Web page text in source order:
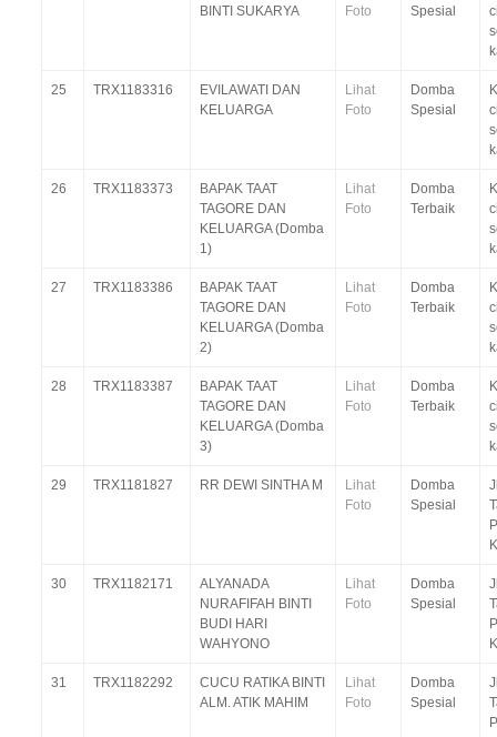
BINTI SUKARYA
Foto
Spesial
25 TRX1183316
EVILAWATI DAN
KELUARGA
Lihat
Foto
Domba
Spesial
26 TRX1183373
BAPAK TAAT
TAGORE DAN
KELUARGA (Domba
1)
Lihat
Foto
Domba
Terbaik
27 TRX1183386
BAPAK TAAT
TAGORE DAN
KELUARGA (Domba
2)
Lihat
Foto
Domba
Terbaik
28 TRX1183387
BAPAK TAAT
TAGORE DAN
KELUARGA (Domba
3)
Lihat
Foto
Domba
Terbaik
29 TRX1181827 RR DEWI SINTHA M
Lihat
Foto
Domba
Spesial
30 TRX1182171
ALYANADA
NURAFIFAH BINTI
BUDI HARI
WAHYONO
Lihat
Foto
Domba
Spesial
31 TRX1182292
CUCU RATIKA BINTI
ALM. ATIK MAHIM
Lihat
Foto
Domba
Spesial